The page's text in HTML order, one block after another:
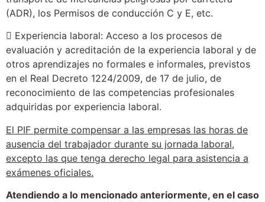
(ADR), los Permisos de conducción C y E, etc.
 Experiencia laboral: Acceso a los procesos de
evaluación y acreditación de la experiencia laboral y de
otros aprendizajes no formales e informales, previstos
en el Real Decreto 1224/2009, de 17 de julio, de
reconocimiento de las competencias profesionales
adquiridas por experiencia laboral.
El PIF permite compensar a las empresas las horas de
ausencia del trabajador durante su jornada laboral,
excepto las que tenga derecho legal para asistencia a
exámenes oficiales.
Atendiendo a lo mencionado anteriormente, en el caso